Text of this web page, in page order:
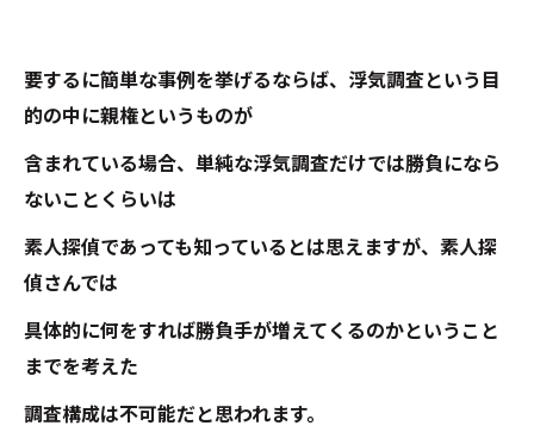
要するに簡単な事例を挙げるならば、浮気調査という目
的の中に親権というものが
含まれている場合、単純な浮気調査だけでは勝負になら
ないことくらいは
素人探偵であっても知っているとは思えますが、素人探
偵さんでは
具体的に何をすれば勝負手が増えてくるのかということ
までを考えた
調査構成は不可能だと思われます。